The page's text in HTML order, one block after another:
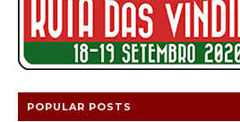
POPULAR POSTS